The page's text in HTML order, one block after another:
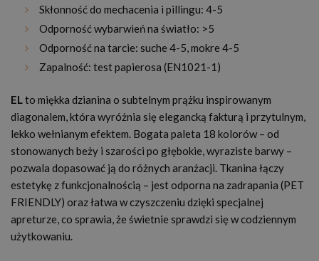
Skłonność do mechacenia i pillingu: 4-5
Odporność wybarwień na światło: >5
Odporność na tarcie: suche 4-5, mokre 4-5
Zapalność: test papierosa (EN1021-1)
ELto miękka dzianina o subtelnym prążku inspirowanym
diagonalem, która wyróżnia się elegancką fakturą i przytulnym,
lekko wełnianym efektem. Bogata paleta 18 kolorów – od
stonowanych beży i szarości po głębokie, wyraziste barwy –
pozwala dopasować ją do różnych aranżacji. Tkanina łączy
estetykę z funkcjonalnością – jest odporna na zadrapania (PET
FRIENDLY) oraz łatwa w czyszczeniu dzięki specjalnej
apreturze, co sprawia, że świetnie sprawdzi się w codziennym
użytkowaniu.